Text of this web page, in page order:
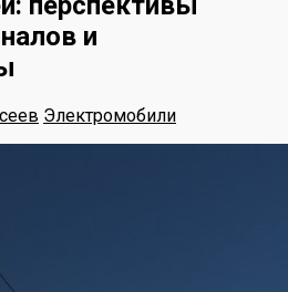
и
Электромобили